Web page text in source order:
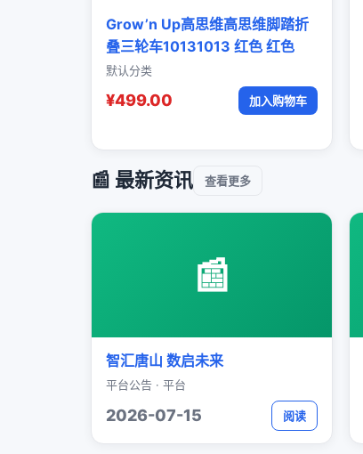
Grow’n Up高思维高思维脚踏折
叠三轮车10131013 红色 红色
默认分类
¥499.00 加入购物车
📰 最新资讯 查看更多
📰
智汇唐山 数启未来
平台公告 · 平台
2026-07-15 阅读